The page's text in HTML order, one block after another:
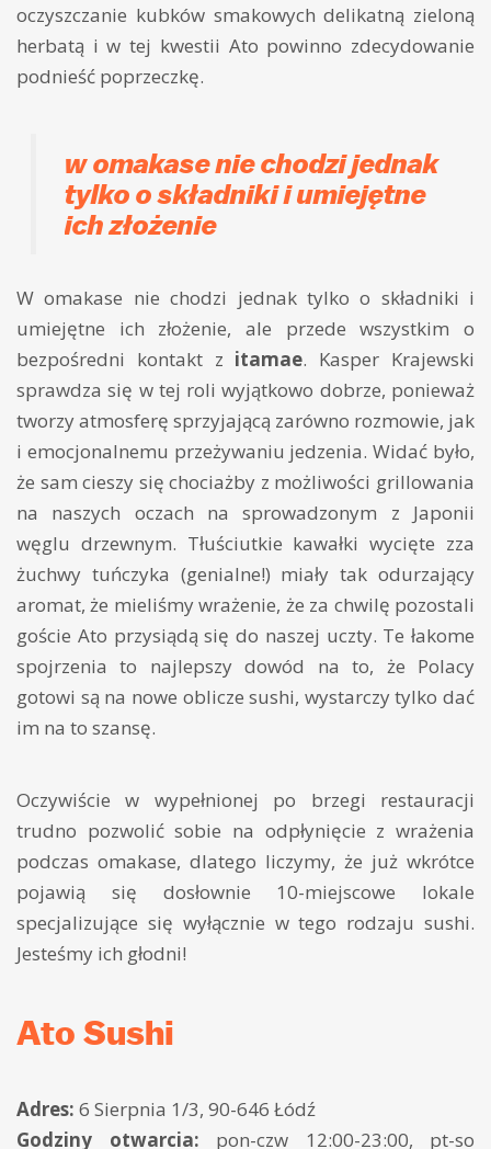
oczyszczanie kubków smakowych delikatną zieloną
herbatą i w tej kwestii Ato powinno zdecydowanie
podnieść poprzeczkę.
w omakase nie chodzi jednak
tylko o składniki i umiejętne
ich złożenie
W omakase nie chodzi jednak tylko o składniki i
umiejętne ich złożenie, ale przede wszystkim o
bezpośredni kontakt z itamae. Kasper Krajewski
sprawdza się w tej roli wyjątkowo dobrze, ponieważ
tworzy atmosferę sprzyjającą zarówno rozmowie, jak
i emocjonalnemu przeżywaniu jedzenia. Widać było,
że sam cieszy się chociażby z możliwości grillowania
na naszych oczach na sprowadzonym z Japonii
węglu drzewnym. Tłuściutkie kawałki wycięte zza
żuchwy tuńczyka (genialne!) miały tak odurzający
aromat, że mieliśmy wrażenie, że za chwilę pozostali
goście Ato przysiądą się do naszej uczty. Te łakome
spojrzenia to najlepszy dowód na to, że Polacy
gotowi są na nowe oblicze sushi, wystarczy tylko dać
im na to szansę.
Oczywiście w wypełnionej po brzegi restauracji
trudno pozwolić sobie na odpłynięcie z wrażenia
podczas omakase, dlatego liczymy, że już wkrótce
pojawią się dosłownie 10-miejscowe lokale
specjalizujące się wyłącznie w tego rodzaju sushi.
Jesteśmy ich głodni!
Ato Sushi
Adres: 6 Sierpnia 1/3, 90-646 Łódź
Godziny otwarcia: pon-czw 12:00-23:00, pt-so